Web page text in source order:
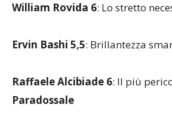
William Rovida 6: Lo stretto
Ervin Bashi 5,5: Brillantezza
Raffaele Alcibiade 6: Il più
Paradossale